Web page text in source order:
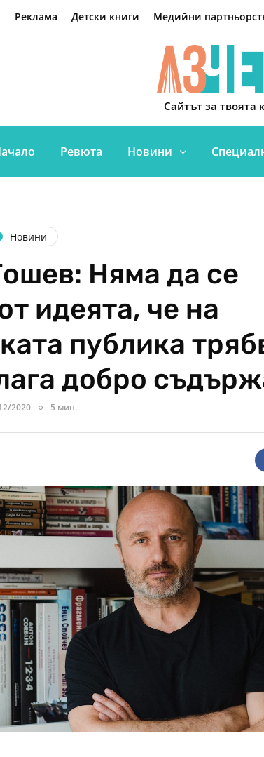
Реклама Детски книги Медийни
Сайтът за твоята
Ревюта Новини
Новини
Няма да се
идеята, че на
публика
добро
2020 5 мин.